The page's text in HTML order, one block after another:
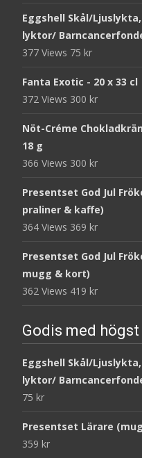
Eggshell Skål/
lyktor/
377 Views 75 kr
Fanta Exotic - 20 x 33 cl
372 Views 300 kr
Nöt-Créme
18 g
366 Views 300 kr
Presentset God Jul
praliner & kaffe)
364 Views 369 kr
Presentset God Jul
mugg & kort)
362 Views 419 kr
Godis med högst
Eggshell Skål/
lyktor/
75 kr
Presentset Lärare
359 kr